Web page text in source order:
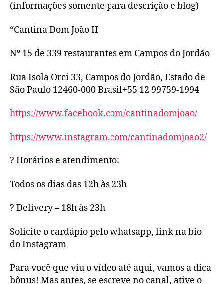
(informações somente para descrição e blog)
“Cantina Dom João II
Nº 15 de 339 restaurantes em Campos do Jordão
Rua Isola Orci 33, Campos do Jordão, Estado de
São Paulo 12460-000 Brasil+55 12 99759-1994
https://www.facebook.com/cantinadomjoao/
https://www.instagram.com/cantinadomjoao2/
? Horários e atendimento:
Todos os dias das 12h às 23h
? Delivery – 18h às 23h
Solicite o cardápio pelo whatsapp, link na bio
do Instagram
Para você que viu o vídeo até aqui, vamos a dica
bônus! Mas antes, se escreve no canal, ative o